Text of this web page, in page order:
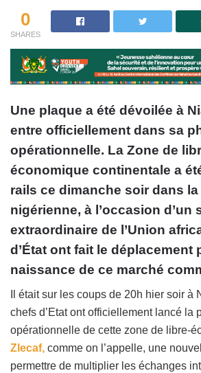
0
SHARES
Une plaque a été dévoilée à
entre officiellement dans sa
opérationnelle. La Zone de
économique continentale a
rails ce dimanche soir dans
nigérienne, à l’occasion d’un
extraordinaire de l’Union
d’État ont fait le déplacement
naissance de ce marché
Il était sur les coups de 20h hier soir à
chefs d’Etat ont officiellement lancé la
opérationnelle de cette zone de libre-
Zlecaf, comme on l’appelle, une
permettre de multiplier les échanges